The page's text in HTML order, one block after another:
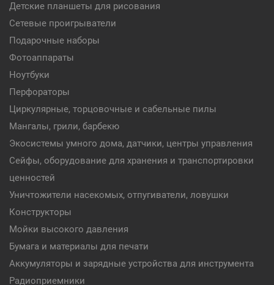
Детские планшеты для рисования
Сетевые проигрыватели
Подарочные наборы
Фотоаппараты
Ноутбуки
Перфораторы
Циркулярные, торцовочные и сабельные пилы
Мангалы, грили, барбекю
Экосистемы умного дома, датчики, центры управления
Сейфы, оборудование для хранения и транспортировки
ценностей
Уничтожители насекомых, отпугиватели, ловушки
Конструкторы
Мойки высокого давления
Бумага и материалы для печати
Аккумуляторы и зарядные устройства для инструмента
Радиоприемники